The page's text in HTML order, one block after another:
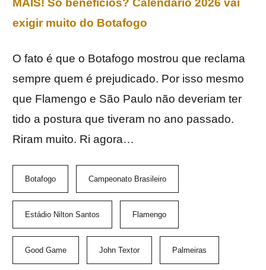
MAIS! Só benefícios? Calendário 2026 vai
exigir muito do Botafogo
O fato é que o Botafogo mostrou que reclama
sempre quem é prejudicado. Por isso mesmo
que Flamengo e São Paulo não deveriam ter
tido a postura que tiveram no ano passado.
Riram muito. Ri agora…
Botafogo Campeonato Brasileiro
Estádio Nilton Santos Flamengo
Good Game John Textor Palmeiras